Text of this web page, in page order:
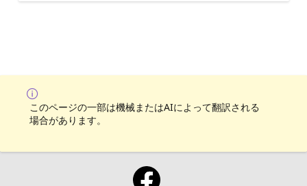
このページの一部は機械またはAIによって翻訳される
場合があります。